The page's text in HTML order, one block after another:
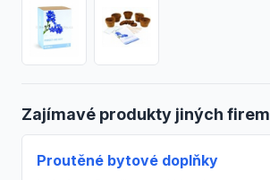
Zajímavé produkty jiných firem
Proutěné bytové doplňky